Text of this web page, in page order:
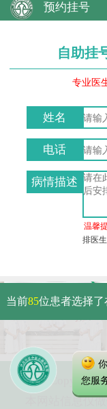
预约挂号
自助挂
专业医
姓名
电话
病情描述
温馨
排医
Copyright
本网站信息仅
当前85位患者选择了
您服